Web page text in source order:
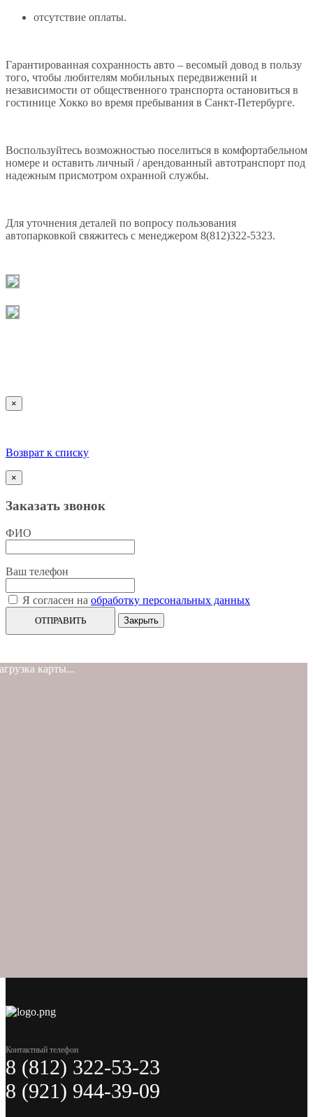
отсутствие оплаты.
Гарантированная сохранность авто – весомый довод в пользу
того, чтобы любителям мобильных передвижений и
независимости от общественного транспорта остановиться в
гостинице Хокко во время пребывания в Санкт-Петербурге.
Воспользуйтесь возможностью поселиться в комфортабельном
номере и оставить личный / арендованный автотранспорт под
надежным присмотром охранной службы.
Для уточнения деталей по вопросу пользования
автопарковкой свяжитесь с менеджером 8(812)322-5323.
×
Возврат к списку
×
Заказать звонок
ФИО
Ваш телефон
Я согласен на обработку персональных данных
ОТПРАВИТЬ Закрыть
карты...
Контактный телефон
8 (812) 322-53-23
8 (921) 944-39-09